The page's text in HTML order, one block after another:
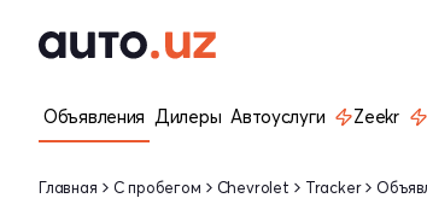
Объявления Дилеры Автоуслуги Zeekr
Главная С пробегом Chevrolet Tracker